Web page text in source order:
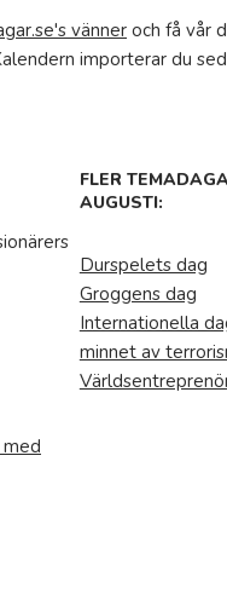
vänner och få vår
importerar du
FLER
AUGUSTI:
Durspelets dag
Groggens dag
Internationella
minnet av